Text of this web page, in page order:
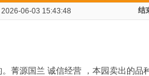
2026-06-03 15:43:48 结
菁源国兰 诚信经营 ，本园卖出的